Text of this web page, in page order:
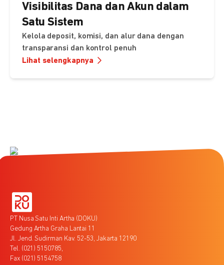
Visibilitas Dana dan Akun dalam
Satu Sistem
Kelola deposit, komisi, dan alur dana dengan
transparansi dan kontrol penuh
Lihat selengkapnya
PT Nusa Satu Inti Artha (DOKU)
Gedung Artha Graha Lantai 11
Jl. Jend. Sudirman Kav. 52-53, Jakarta 12190
Tel. (021) 5150785,
Fax (021) 5154758